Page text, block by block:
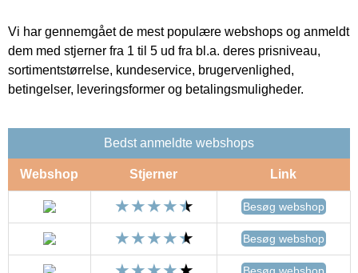
Vi har gennemgået de mest populære webshops og anmeldt
dem med stjerner fra 1 til 5 ud fra bl.a. deres prisniveau,
sortimentstørrelse, kundeservice, brugervenlighed,
betingelser, leveringsformer og betalingsmuligheder.
Bedst anmeldte webshops
Webshop Stjerner Link
Besøg webshop
Besøg webshop